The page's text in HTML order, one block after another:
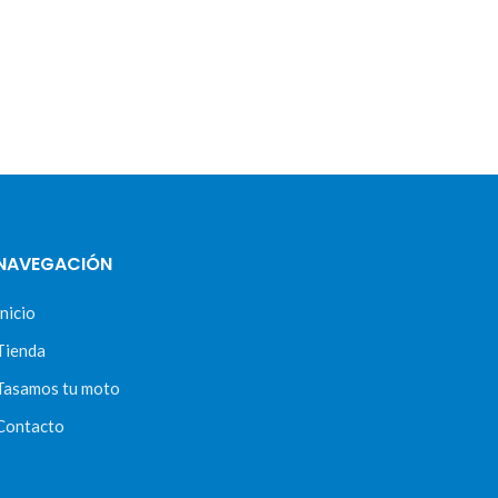
tu moto